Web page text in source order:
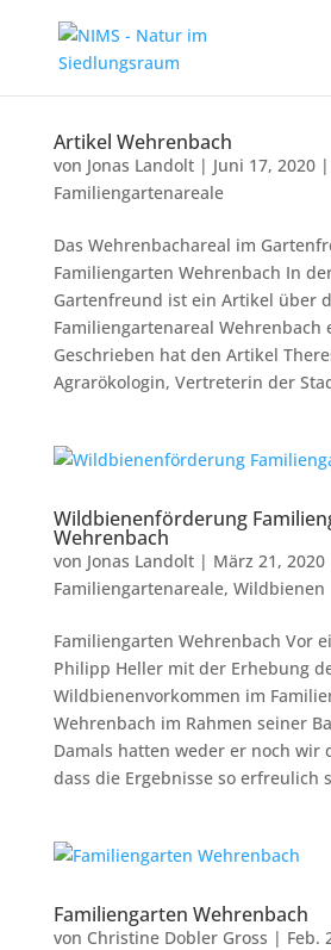
Artikel Wehrenbach
von Jonas Landolt| Juni 17, 2020|
Familiengartenareale
Das Wehrenbachareal im
Familiengarten Wehrenbach In
Gartenfreund ist ein Artikel über
Familiengartenareal Wehrenbach
Geschrieben hat den Artikel
Agrarökologin, Vertreterin der
Wildbienenförderung
Wehrenbach
von Jonas Landolt| März 21, 2020
Familiengartenareale, Wildbienen
Familiengarten Wehrenbach Vor
Philipp Heller mit der Erhebung
Wildbienenvorkommen im
Wehrenbach im Rahmen seiner
Damals hatten weder er noch wir
dass die Ergebnisse so erfreulich
Familiengarten Wehrenbach
von Christine Dobler Gross | Feb.